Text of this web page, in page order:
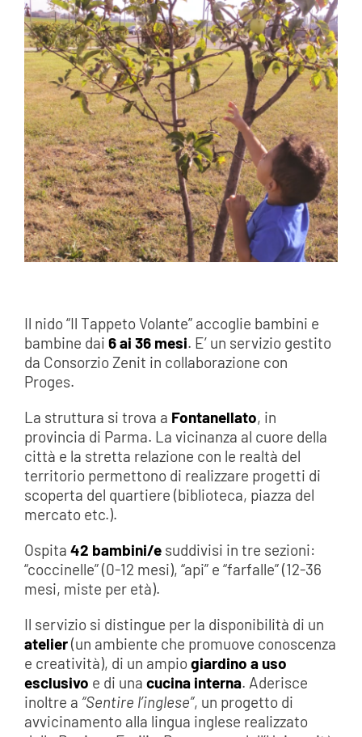
Il nido “Il Tappeto Volante” accoglie bambini e
bambine dai 6 ai 36 mesi. E’ un servizio gestito
da Consorzio Zenit in collaborazione con
Proges.
La struttura si trova a Fontanellato, in
provincia di Parma. La vicinanza al cuore della
città e la stretta relazione con le realtà del
territorio permettono di realizzare progetti di
scoperta del quartiere (biblioteca, piazza del
mercato etc.).
Ospita 42 bambini/esuddivisi in tre sezioni:
“coccinelle” (0-12 mesi), “api” e “farfalle” (12-36
mesi, miste per età).
Il servizio si distingue per la disponibilità di un
atelier(un ambiente che promuove conoscenza
e creatività), di un ampio giardino a uso
esclusivo e di una cucina interna. Aderisce
inoltre a “Sentire l’inglese”, un progetto di
avvicinamento alla lingua inglese realizzato